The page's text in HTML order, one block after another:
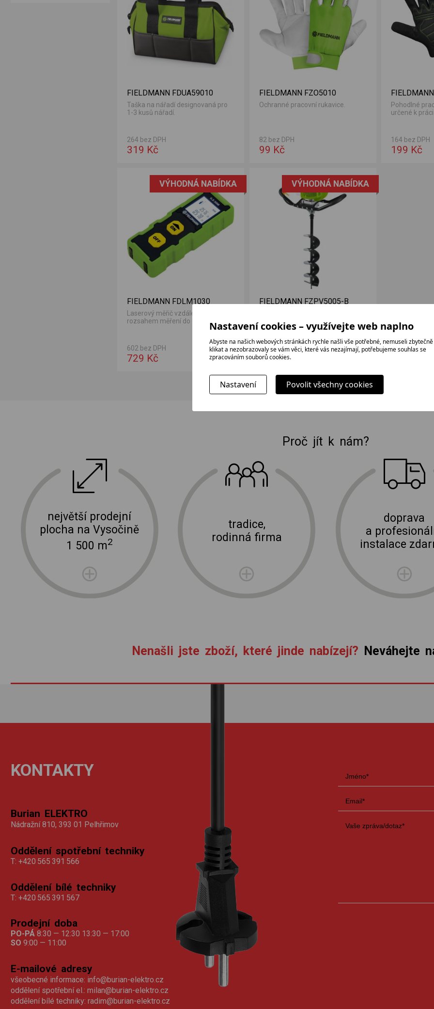
FIELDMANN FDUA59010
Taška na nářadí designovaná pro
1-3 kusů nářadí.
264 bez DPH
319 Kč
FIELDMANN FZO5010
Ochranné pracovní rukavice.
82 bez DPH
99 Kč
Pohodlné
určené k
164 bez DPH
199 Kč
VÝHODNÁ NABÍDKA
FIELDMANN FDLM1030
Laserový měřič vzdálenosti s
rozsahem měření do 30m.
602 bez DPH
729 Kč
VÝHODNÁ NABÍDKA
FIELDMANN FZPV5005-B
pro všechny, kteří hledají účinné a
jednoduché řešení pro práci na...
2 479 bez DPH
2 999 Kč
Proč jít k nám?
největší prodejní
plocha na Vysočině
1 500 m2
tradice,
rodinná firma
doprava
a
instalace
doprava a instalace elektro zařízení E-shop Elektro Burian
Nenašli jste zboží, které jinde nabízejí? Neváhejte
KONTAKTY
Burian ELEKTRO
Nádražní 810, 393 01 Pelhřimov
Oddělení spotřební techniky
T: +420 565 391 566
Oddělení bílé techniky
T: +420 565 391 567
Prodejní doba
PO-PÁ 8:30 — 12:30 13:30 — 17:00
SO 9:00 — 11:00
E-mailové adresy
všeobecné informace: info@burian-elektro.cz
oddělení spotřební el.: milan@burian-elektro.cz
oddělení bílé techniky: radim@burian-elektro.cz
Nastavení cookies – využívejte web naplno
Abyste na našich webových stránkách rychle našli vše potřebné, nemuseli zbytečně
klikat a nezobrazovaly se vám věci, které vás nezajímají, potřebujeme souhlas se
zpracováním souborů cookies.
Nastavení Povolit všechny cookies